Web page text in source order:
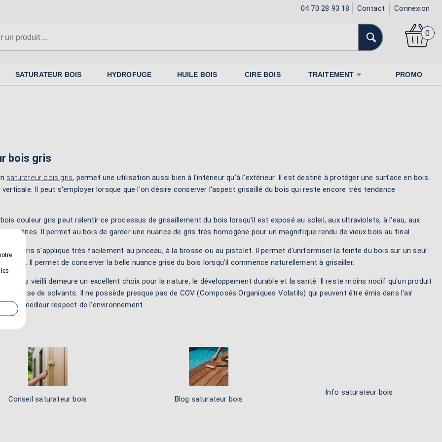
04 70 28 93 18 Contact Connexion
0
SATURATEUR BOIS HYDROFUGE HUILE BOIS CIRE BOIS TRAITEMENT PROMO
bois gris
saturateur bois gris, permet une utilisation aussi bien à l'intérieur qu'à l'extérieur. Il est destiné à protéger une surface en bois
Il peut s'employer lorsque que l'on désire conserver l'aspect grisaillé du bois qui reste encore très tendance
couleur gris peut ralentir ce processus de grisaillement du bois lorsqu'il est exposé au soleil, aux ultraviolets, à l'eau, aux
Il permet au bois de garder une nuance de gris très homogène pour un magnifique rendu de vieux bois au final.
gris s'applique très facilement au pinceau, à la brosse ou au pistolet. Il permet d'uniformiser la teinte du bois sur un seul
unifié. Il permet de conserver la belle nuance grise du bois lorsqu'il commence naturellement à grisailler.
gris vieilli demeure un excellent choix pour la nature, le développement durable et la santé. Il reste moins nocif qu'un produit
une base de solvants. Il ne possède presque pas de COV (Composés Organiques Volatils) qui peuvent être émis dans l'air
bien meilleur respect de l'environnement.
Conseil saturateur bois Blog saturateur bois
Info saturateur bois